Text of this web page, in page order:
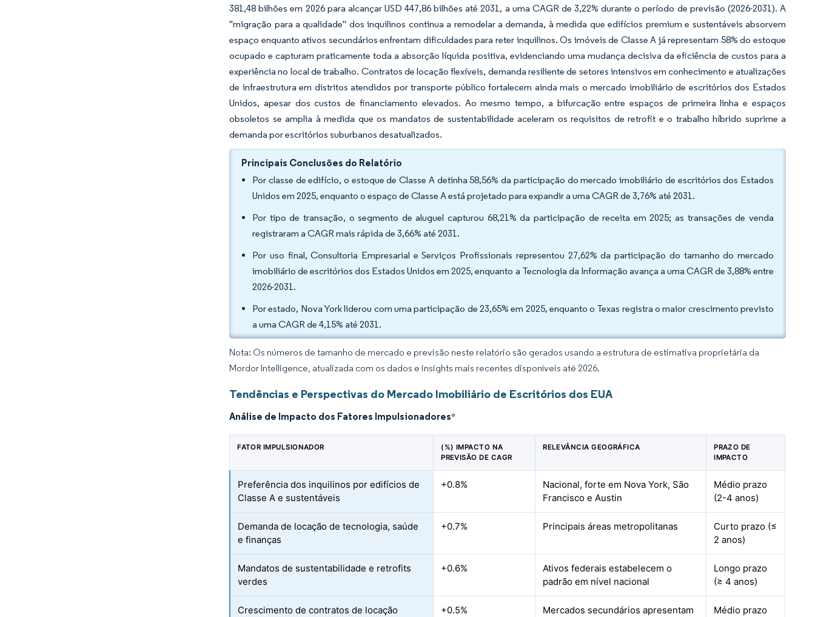
381,48 bilhões em 2026 para alcançar USD 447,86 bilhões até 2031, a uma CAGR de 3,22% durante o período de previsão (2026-2031). A
"migração para a qualidade" dos inquilinos continua a remodelar a demanda, à medida que edifícios premium e sustentáveis absorvem
espaço enquanto ativos secundários enfrentam dificuldades para reter inquilinos. Os imóveis de Classe A já representam 58% do estoque
ocupado e capturam praticamente toda a absorção líquida positiva, evidenciando uma mudança decisiva da eficiência de custos para a
experiência no local de trabalho. Contratos de locação flexíveis, demanda resiliente de setores intensivos em conhecimento e atualizações
de infraestrutura em distritos atendidos por transporte público fortalecem ainda mais o mercado imobiliário de escritórios dos Estados
Unidos, apesar dos custos de financiamento elevados. Ao mesmo tempo, a bifurcação entre espaços de primeira linha e espaços
obsoletos se amplia à medida que os mandatos de sustentabilidade aceleram os requisitos de retrofit e o trabalho híbrido suprime a
demanda por escritórios suburbanos desatualizados.
Principais Conclusões do Relatório
Por classe de edifício, o estoque de Classe A detinha 58,56% da participação do mercado imobiliário de escritórios dos Estados
Unidos em 2025, enquanto o espaço de Classe A está projetado para expandir a uma CAGR de 3,76% até 2031.
Por tipo de transação, o segmento de aluguel capturou 68,21% da participação de receita em 2025; as transações de venda
registraram a CAGR mais rápida de 3,66% até 2031.
Por uso final, Consultoria Empresarial e Serviços Profissionais representou 27,62% da participação do tamanho do mercado
imobiliário de escritórios dos Estados Unidos em 2025, enquanto a Tecnologia da Informação avança a uma CAGR de 3,88% entre
2026-2031.
Por estado, Nova York liderou com uma participação de 23,65% em 2025, enquanto o Texas registra o maior crescimento previsto
a uma CAGR de 4,15% até 2031.
Nota: Os números de tamanho de mercado e previsão neste relatório são gerados usando a estrutura de estimativa proprietária da
Mordor Intelligence, atualizada com os dados e insights mais recentes disponíveis até 2026.
Tendências e Perspectivas do Mercado Imobiliário de Escritórios dos EUA
Análise de Impacto dos Fatores Impulsionadores*
FATOR IMPULSIONADOR
(%) IMPACTO NA
PREVISÃO DE CAGR
RELEVÂNCIA GEOGRÁFICA
PRAZO DE
IMPACTO
Preferência dos inquilinos por edifícios de
Classe A e sustentáveis
+0.8%
Nacional, forte em Nova York, São
Francisco e Austin
Médio prazo
(2-4 anos)
Demanda de locação de tecnologia, saúde
e finanças
+0.7% Principais áreas metropolitanas
Curto prazo (≤
2 anos)
Mandatos de sustentabilidade e retrofits
verdes
+0.6%
Ativos federais estabelecem o
padrão em nível nacional
Longo prazo
(≥ 4 anos)
Crescimento de contratos de locação
+0.5%
Mercados secundários apresentam
Médio prazo